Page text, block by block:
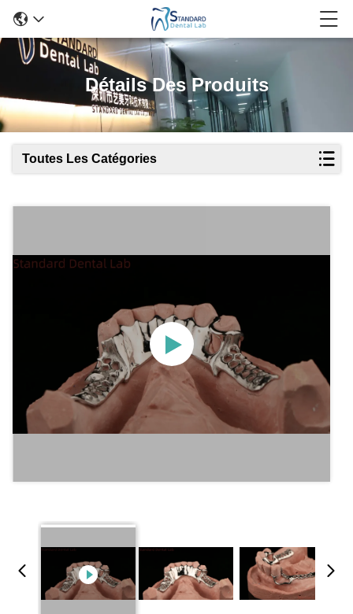
Détails Des Produits
Toutes Les Catégories